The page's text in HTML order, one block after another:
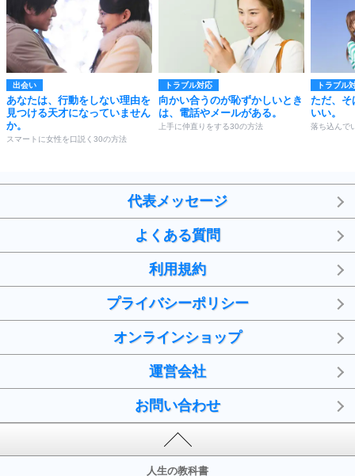
出会い
あなたは、行動をしない理由を
見つける天才になっていません
か。
スマートに女性を口説く30の方法
トラブル対応
向かい合うのが恥ずかしいとき
は、電話やメールがある。
上手に仲直りをする30の方法
トラブル
ただ、そ
いい。
落ち込んで
代表メッセージ
よくある質問
利用規約
プライバシーポリシー
オンラインショップ
運営会社
お問い合わせ
人生の教科書